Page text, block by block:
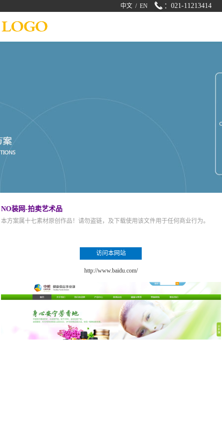
中文 / EN ：021-11213414
NO装网-拍卖艺术品
本方案属十七素材原创作品！请勿盗链，及下载使用该文件用于任何商业行为。
访问本网站
http://www.baidu.com/